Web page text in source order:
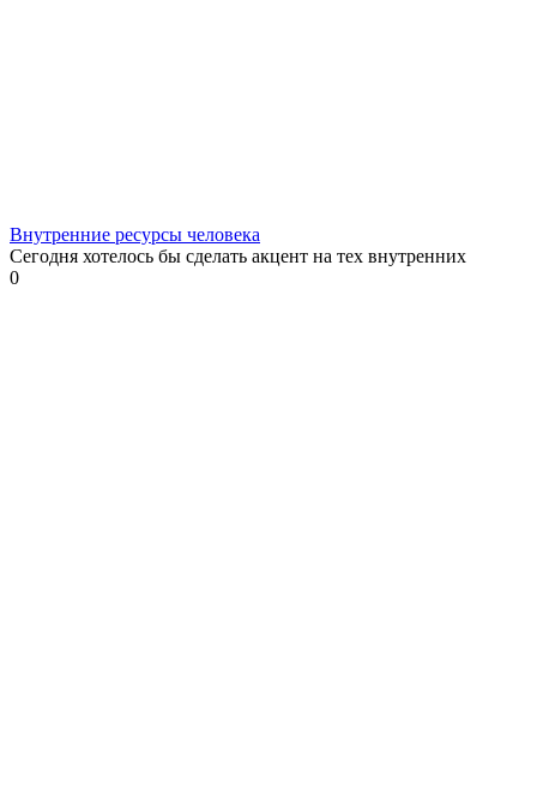
Внутренние ресурсы человека
Сегодня хотелось бы сделать акцент на тех внутренних
0